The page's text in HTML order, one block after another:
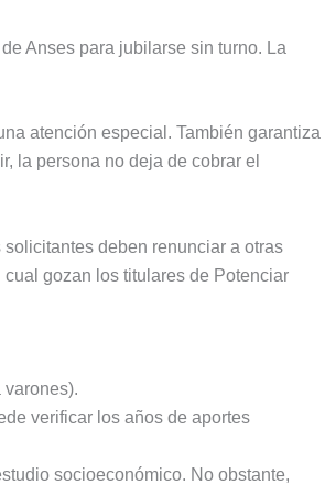
Anses para jubilarse sin turno. La
atención especial. También garantiza
la persona no deja de cobrar el
deben renunciar a otras
gozan los titulares de Potenciar
verificar los años de aportes
socioeconómico. No obstante,